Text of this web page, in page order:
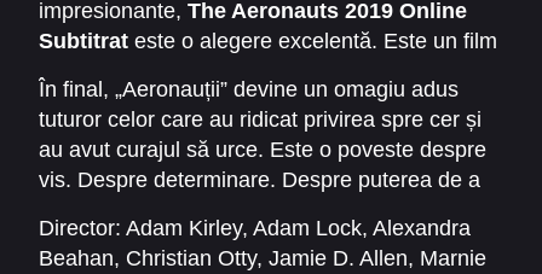
impresionante, The Aeronauts 2019 Online
Subtitrat este o alegere excelentă. Este un film
umanitatea. Pericolul cu speranța.
În final, „Aeronauții” devine un omagiu adus
tuturor celor care au ridicat privirea spre cer și
au avut curajul să urce. Este o poveste despre
vis. Despre determinare. Despre puterea de a
Director: Adam Kirley, Adam Lock, Alexandra
Beahan, Christian Otty, Jamie D. Allen, Marnie